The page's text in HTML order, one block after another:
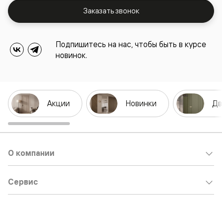
Заказать звонок
Подпишитесь на нас, чтобы быть в курсе
новинок.
Акции Новинки
О компании
Сервис